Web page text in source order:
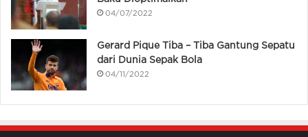
04/07/2022
Gerard Pique Tiba – Tiba Gantung Sepatu
dari Dunia Sepak Bola
04/11/2022